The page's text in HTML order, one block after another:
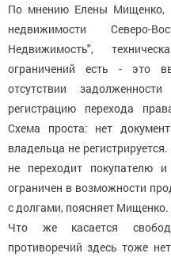
По мнению Елены Мищенко,
недвижимости Северо-
Недвижимость",
ограничений есть - это
отсутствии
регистрацию перехода
Схема проста: нет
владельца не
не переходит покупателю
ограничен в возможности
с долгами, поясняет Мищенко.
Что же касается
противоречий здесь тоже